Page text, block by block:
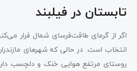
تابستان در فیلبند
اگر از گرمای طاقت‌فرسای شمال فرار
انتخاب است. در حالی که شهرهای
روستای مرتفع هوایی خنک و دلچسب